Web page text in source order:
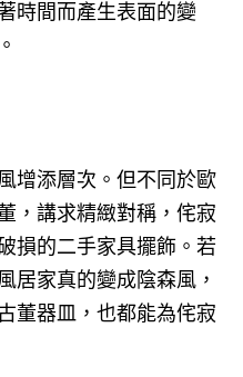
時間而產生表面的變
增添層次。但不同於歐
，講求精緻對稱，侘寂
損的二手家具擺飾。若
居家真的變成陰森風，
董器皿，也都能為侘寂